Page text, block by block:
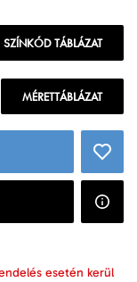
SZÍNKÓD TÁBLÁZAT
MÉRETTÁBLÁZAT
esetén kerül